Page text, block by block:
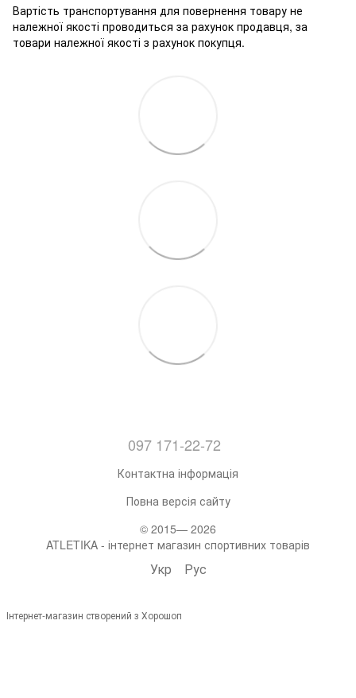
Вартість транспортування для повернення товару не
належної якості проводиться за рахунок продавця, за
товари належної якості з рахунок покупця.
097 171-22-72
Контактна інформація
Повна версія сайту
© 2015— 2026
ATLETIKA - інтернет магазин спортивних товарів
Укр Рус
Інтернет-магазин створений з Хорошоп